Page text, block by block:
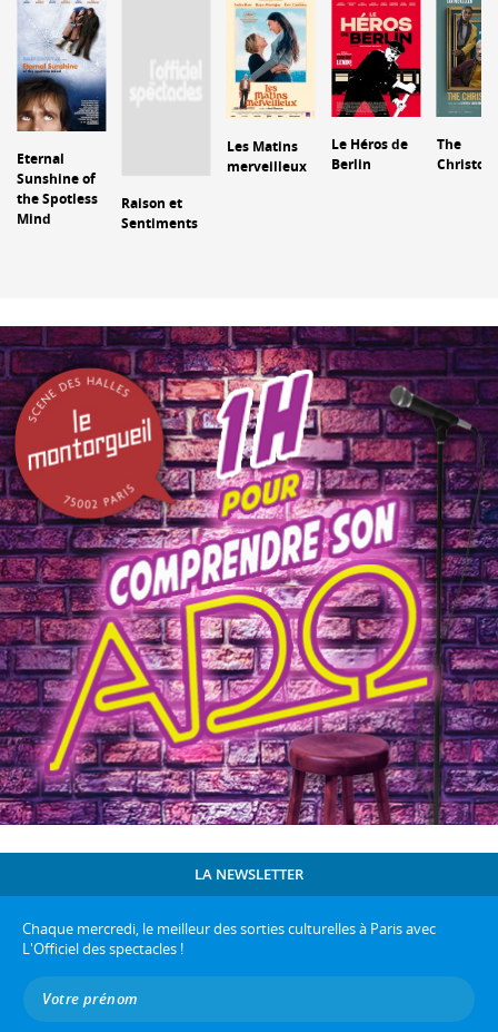
Eternal
Sunshine of
the Spotless
Mind
Raison et
Sentiments
Les Matins
merveilleux
Le Héros de
Berlin
The
LA NEWSLETTER
Chaque mercredi, le meilleur des sorties culturelles à Paris avec
L'Officiel des spectacles !